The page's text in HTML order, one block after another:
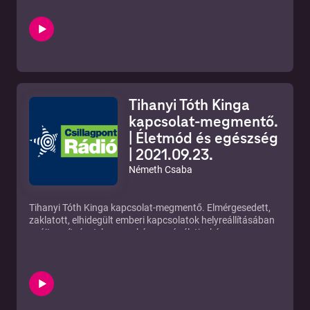
vízzel töltsék meg, környezetbarát módon. A Floewater
bevezetése fontos lépés a Miskolci Egyetem
fenntarthatósági stratégiájában, a Smart&Green Campus
meghaladó vízhálózatnak, amely a lakosság számára
biztosítja a vezetékes vízellátást. Ráadásul a magyar
vezetékes ivóvíz nagyon jó minőségű, sok helyen ásványvíz
minőségű víz folyik a csapokból.
Mindezek ellenére hazánkban rengeteg, többnyire PET
palackba csomagolt víz fogy: a magyarok évente átlagban
csomagolási hulladék keletkezik általa. A Floewater erre a
súlyos problémára nyúlt megoldást, hiszen csomagolás
nélkül biztosít friss és prémium minőségű vizet, melyet
szorulnak, az esetleges elöregedésből eredően kioldódó
anyagok, a hálózati sajátosságok okán kialakuló ún.
Tihanyi Tóth Kinga
kapcsolat-megmentő.
| Életmód és egészség
| 2021.09.23.
Németh Csaba
Tihanyi Tóth Kinga kapcsolat-megmentő. Elmérgesedett,
zaklatott, elhidegült emberi kapcsolatok helyreállításában
nyújt segítséget, legyen akár magánéleti, akár
bepillantást. Tihanyi Tóth Kinga színésznő, író és több mint
20 éve dolgozik a legkülönfélébb PR munkákban, és pont
annyi ideje segít emberi kapcsolatok megmentésében is.